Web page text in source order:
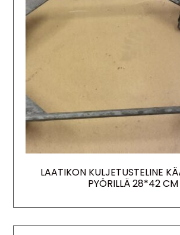
LAATIKON KULJETUSTELINE
PYÖRILLÄ 28*42 CM